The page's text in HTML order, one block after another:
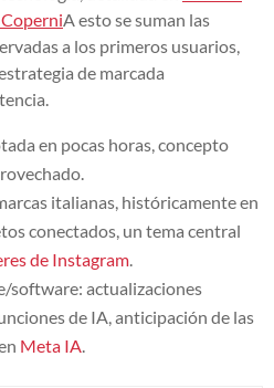
A esto se suman las
a los primeros usuarios,
de marcada
en pocas horas, concepto
italianas, históricamente en
conectados, un tema central
de Instagram.
software: actualizaciones
de IA, anticipación de las
Meta IA.